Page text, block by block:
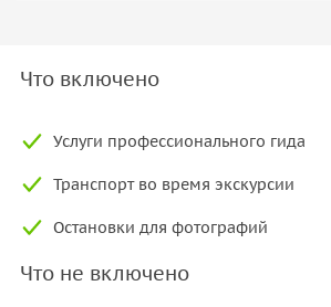
Что включено
Услуги профессионального гида
Транспорт во время экскурсии
Остановки для фотографий
Что не включено